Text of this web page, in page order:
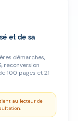
et de sa
démarches,
reconversion
100 pages et 21
au lecteur de